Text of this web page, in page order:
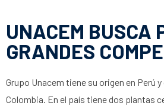
UNACEM BUSCA
GRANDES
Grupo Unacem tiene su origen en Perú
Colombia. En el país tiene dos plantas